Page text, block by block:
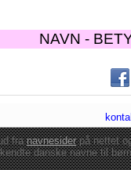
NAVN -
franavnesiderpå nettet
danskenavne til børn